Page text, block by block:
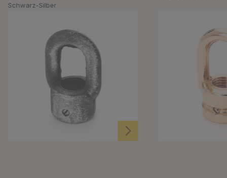
Schwarz-Silber